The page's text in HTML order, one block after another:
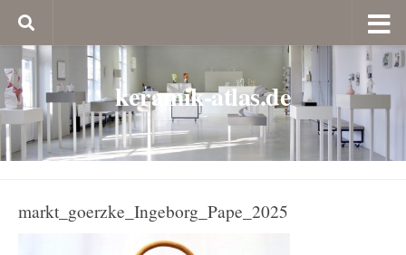
keramik-atlas.de
markt_goerzke_Ingeborg_Pape_2025